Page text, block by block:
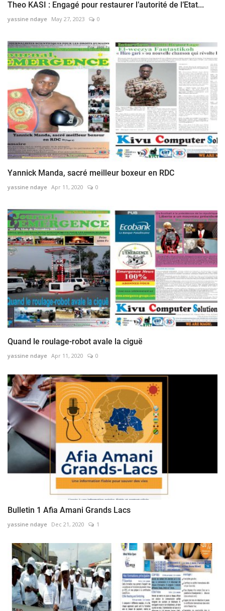
Theo KASI : Engagé pour restaurer l’autorité de l’Etat...
yassine ndaye May 27, 2023 0
Yannick Manda, sacré meilleur boxeur en RDC
yassine ndaye Apr 11, 2020 0
Quand le roulage-robot avale la ciguë
yassine ndaye Apr 11, 2020 0
Bulletin 1 Afia Amani Grands Lacs
yassine ndaye Dec 21, 2020 1